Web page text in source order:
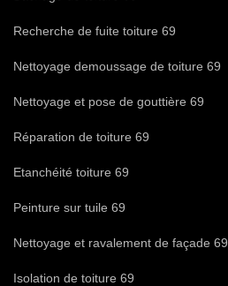
Recherche de fuite toiture 69
Nettoyage demoussage de toiture 69
Nettoyage et pose de gouttière 69
Réparation de toiture 69
Etanchéité toiture 69
Peinture sur tuile 69
Nettoyage et ravalement de façade 69
Isolation de toiture 69